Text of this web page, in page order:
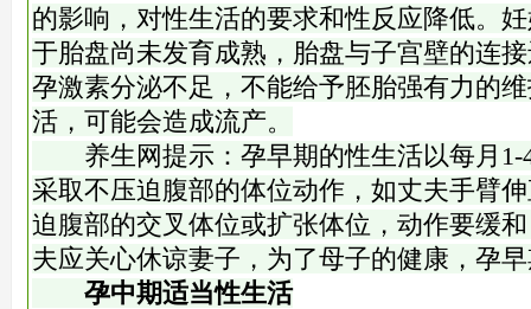
的影响，对性生活的要求和性反应降低。
于胎盘尚未发育成熟，胎盘与子宫壁的连
孕激素分泌不足，不能给予胚胎强有力的
活，可能会造成流产。
养生网提示：孕早期的性生活以每月1-
采取不压迫腹部的体位动作，如丈夫手臂
迫腹部的交叉体位或扩张体位，动作要缓
夫应关心休谅妻子，为了母子的健康，孕
孕中期适当性生活